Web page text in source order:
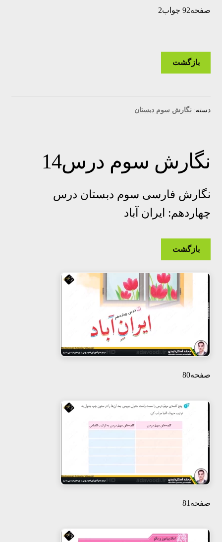
صفحه92 جواب2
بازگشت
دسته: نگارش سوم دبستان
نگارش سوم درس14
نگارش فارسی سوم دبستان درس
چهاردهم: ایران آباد
بازگشت
صفحه80
صفحه81